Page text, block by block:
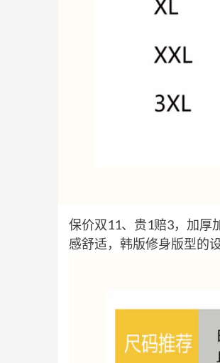
保价双11、贵1赔3，加厚
感舒适，韩版修身版型的